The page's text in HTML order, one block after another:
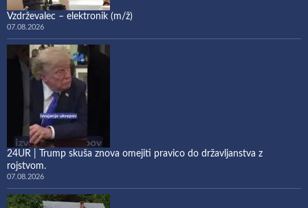
Vzdrževalec – elektronik (m/ž)
07.08.2026
24UR | Trump skuša znova omejiti pravico do državljanstva z
rojstvom.
07.08.2026